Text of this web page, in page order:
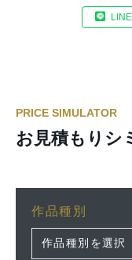
LINE
PRICE SIMULATOR
お見積もりシ
作品種別